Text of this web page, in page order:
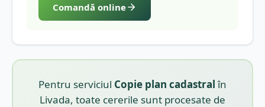
Comandă online
Pentru serviciul Copie plan cadastralîn
Livada, toate cererile sunt procesate de